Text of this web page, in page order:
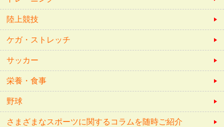
陸上競技
ケガ・ストレッチ
サッカー
栄養・食事
野球
さまざまなスポーツに関するコラムを随時ご紹介